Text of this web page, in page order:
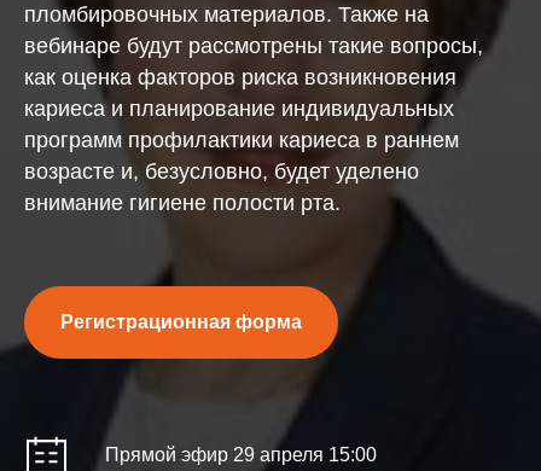
пломбировочных материалов. Также на
вебинаре будут рассмотрены такие вопросы,
как оценка факторов риска возникновения
кариеса и планирование индивидуальных
программ профилактики кариеса в раннем
возрасте и, безусловно, будет уделено
внимание гигиене полости рта.
Регистрационная форма
Прямой эфир 29 апреля 15:00